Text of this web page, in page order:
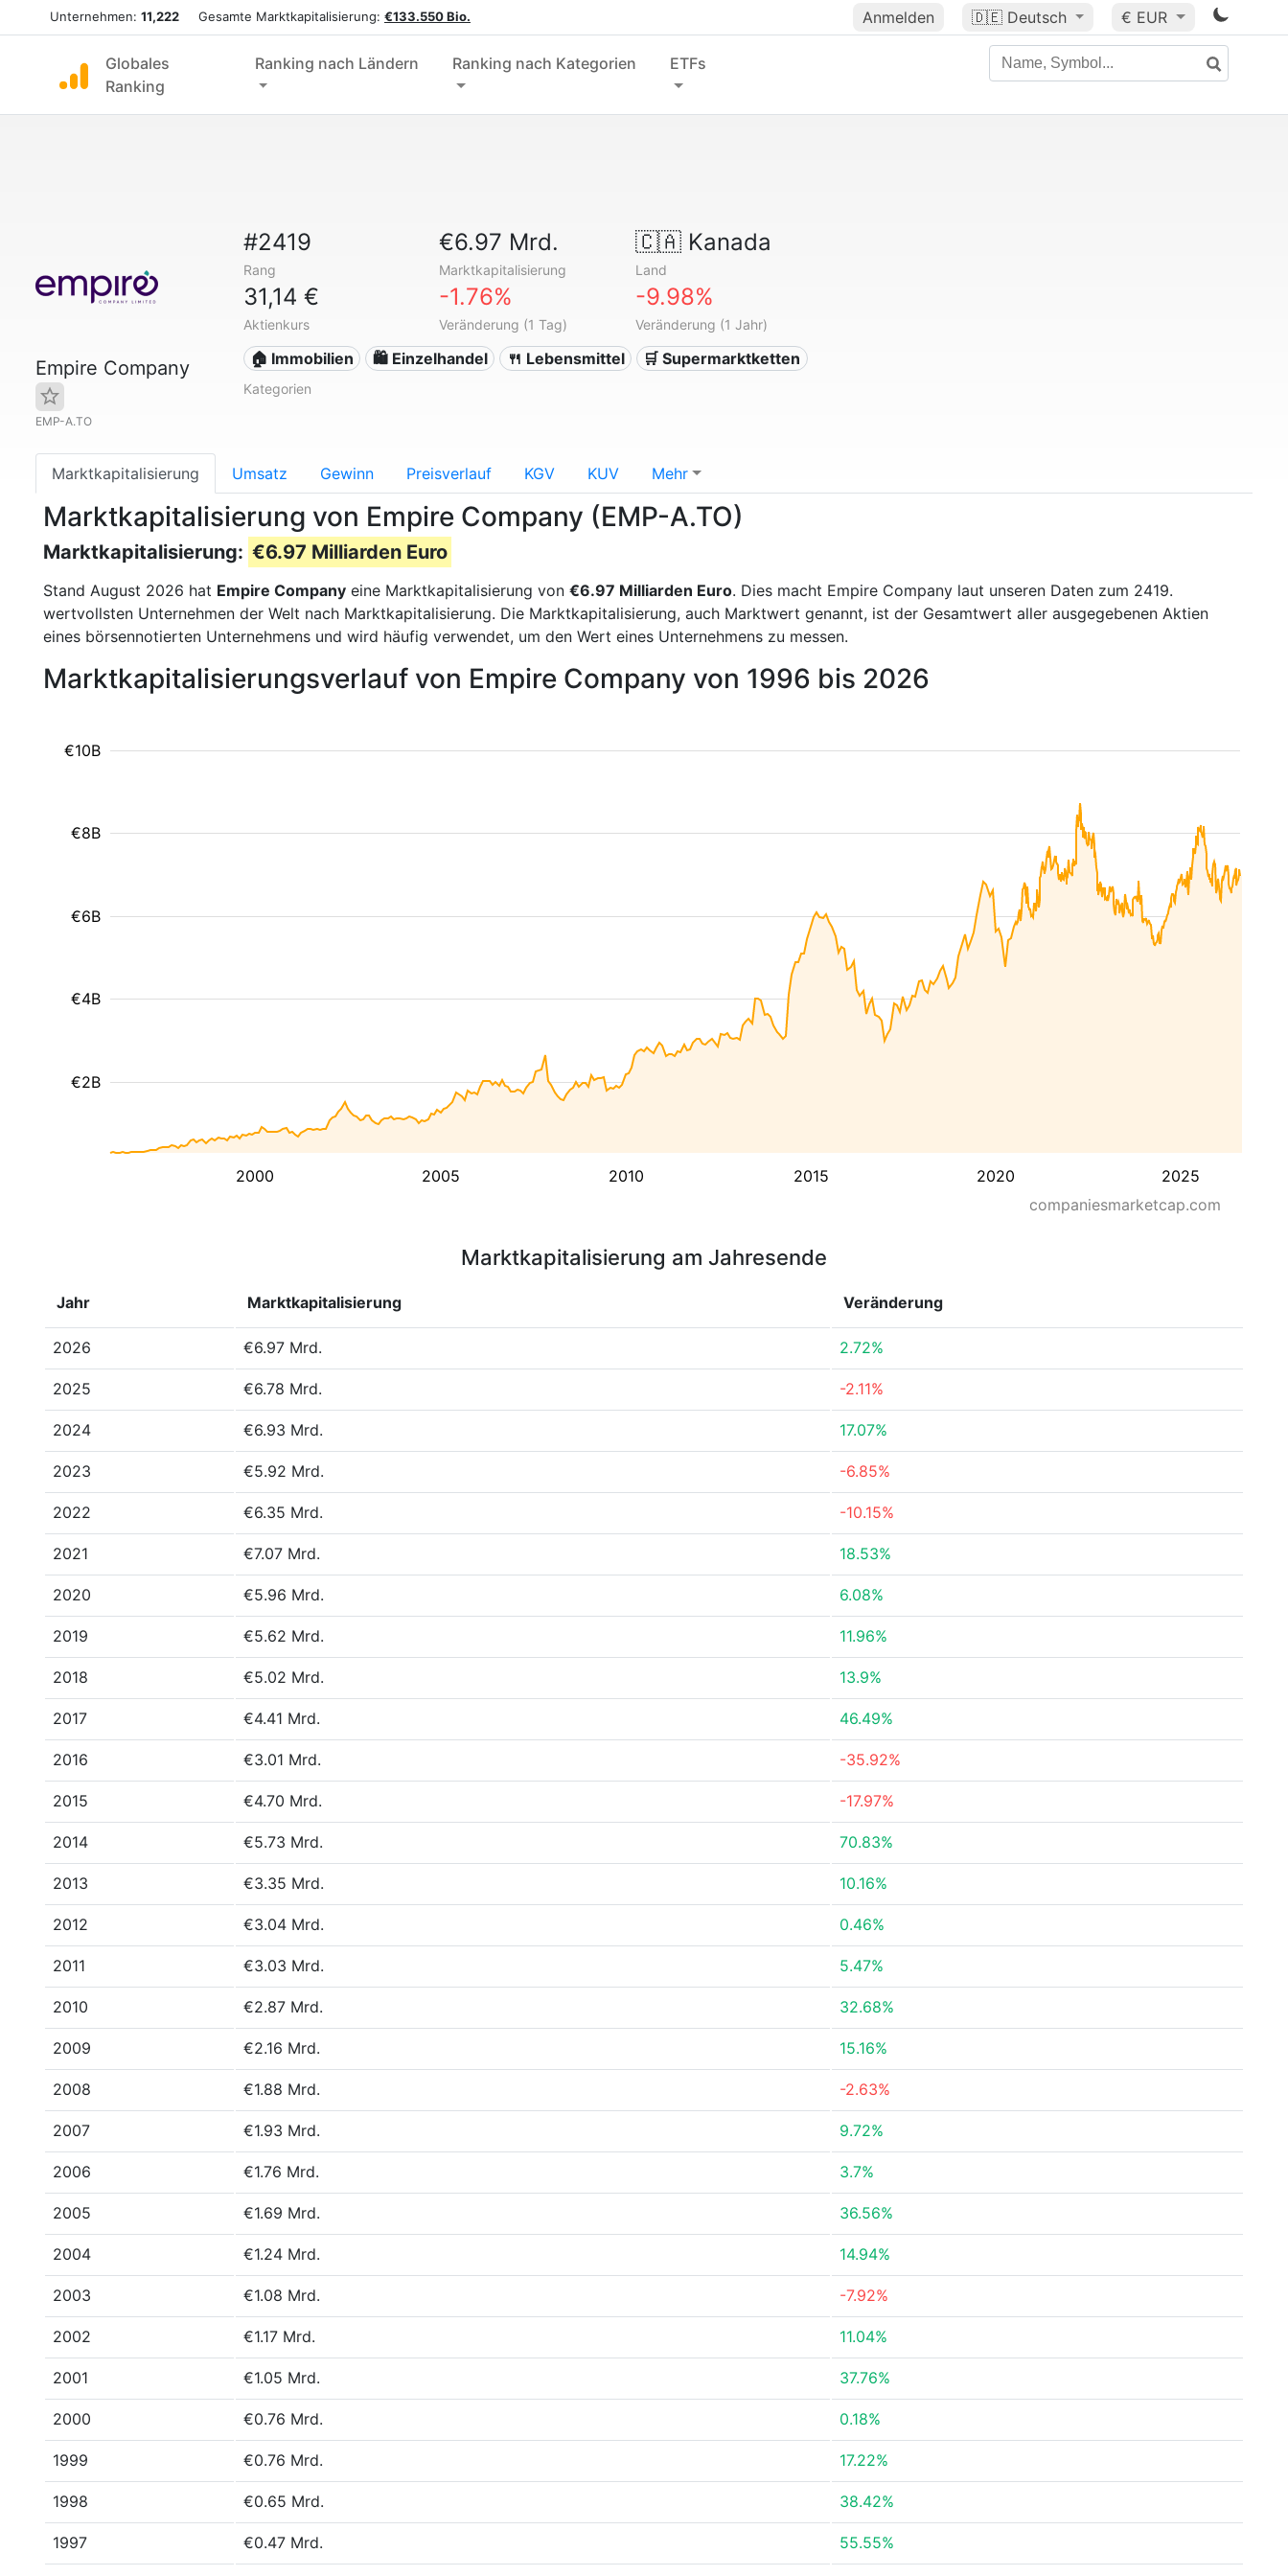
Unternehmen: 11,222 Gesamte Marktkapitalisierung: €133.550 Bio. Anmelden 🇩🇪 Deutsch € EUR
Globales
Ranking
Ranking nach Ländern Ranking nach Kategorien ETFs
Empire Company
EMP-A.TO
#2419
Rang
€6.97 Mrd.
Marktkapitalisierung
🇨🇦Kanada
Land
31,14 €
Aktienkurs
-1.76%
Veränderung (1 Tag)
-9.98%
Veränderung (1 Jahr)
🏠 Immobilien 🛍️ Einzelhandel 🍴 Lebensmittel 🛒 Supermarktketten
Kategorien
Marktkapitalisierung Umsatz Gewinn Preisverlauf KGV KUV Mehr
Marktkapitalisierung von Empire Company (EMP-A.TO)
Marktkapitalisierung: €6.97 Milliarden Euro
Stand August 2026 hat Empire Company eine Marktkapitalisierung von €6.97 Milliarden Euro. Dies macht Empire Company laut unseren Daten zum 2419.
wertvollsten Unternehmen der Welt nach Marktkapitalisierung. Die Marktkapitalisierung, auch Marktwert genannt, ist der Gesamtwert aller ausgegebenen Aktien
eines börsennotierten Unternehmens und wird häufig verwendet, um den Wert eines Unternehmens zu messen.
Marktkapitalisierungsverlauf von Empire Company von 1996 bis 2026
2000 2005 2010 2015 2020 2025
€2B
€4B
€6B
€8B
€10B
companiesmarketcap.com
Marktkapitalisierung am Jahresende
Jahr Marktkapitalisierung Veränderung
2026 €6.97 Mrd. 2.72%
2025 €6.78 Mrd. -2.11%
2024 €6.93 Mrd. 17.07%
2023 €5.92 Mrd. -6.85%
2022 €6.35 Mrd. -10.15%
2021 €7.07 Mrd. 18.53%
2020 €5.96 Mrd. 6.08%
2019 €5.62 Mrd. 11.96%
2018 €5.02 Mrd. 13.9%
2017 €4.41 Mrd. 46.49%
2016 €3.01 Mrd. -35.92%
2015 €4.70 Mrd. -17.97%
2014 €5.73 Mrd. 70.83%
2013 €3.35 Mrd. 10.16%
2012 €3.04 Mrd. 0.46%
2011 €3.03 Mrd. 5.47%
2010 €2.87 Mrd. 32.68%
2009 €2.16 Mrd. 15.16%
2008 €1.88 Mrd. -2.63%
2007 €1.93 Mrd. 9.72%
2006 €1.76 Mrd. 3.7%
2005 €1.69 Mrd. 36.56%
2004 €1.24 Mrd. 14.94%
2003 €1.08 Mrd. -7.92%
2002 €1.17 Mrd. 11.04%
2001 €1.05 Mrd. 37.76%
2000 €0.76 Mrd. 0.18%
1999 €0.76 Mrd. 17.22%
1998 €0.65 Mrd. 38.42%
1997 €0.47 Mrd. 55.55%